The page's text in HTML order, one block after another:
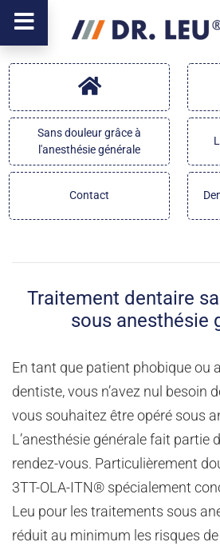
Sans douleur grâce à
l'anesthésie générale
Contact
Traitement dentaire
sous anesthésie
En tant que patient phobique ou
dentiste, vous n’avez nul besoin
vous souhaitez être opéré sous
L’anesthésie générale fait partie
rendez-vous. Particulièrement
3TT-OLA-ITN® spécialement
Leu pour les traitements sous
réduit au minimum les risques